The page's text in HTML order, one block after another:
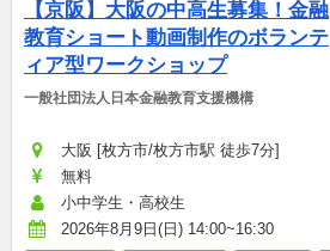
【京阪】大阪の中高生募集！金融
教育ショート動画制作のボランテ
ィア型ワークショップ
一般社団法人日本金融教育支援機構
大阪 [枚方市/枚方市駅 徒歩7分]
無料
小中学生・高校生
2026年8月9日(日) 14:00~16:30